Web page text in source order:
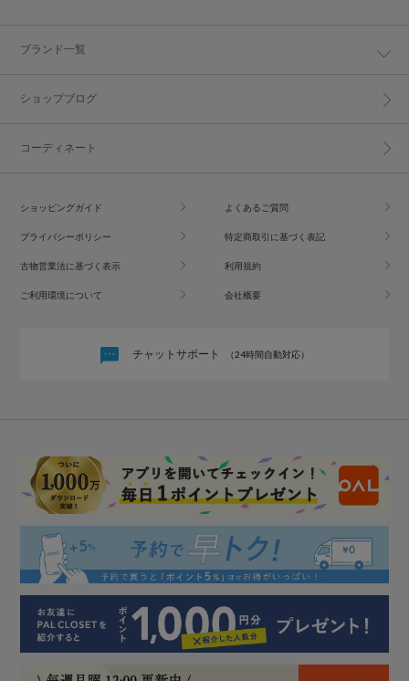
ブランド一覧
ショップブログ
コーディネート
ショッピングガイド よくあるご質問
プライバシーポリシー 特定商取引に基づく表記
古物営業法に基づく表示 利用規約
ご利用環境について 会社概要
チャットサポート （24時間自動対応）